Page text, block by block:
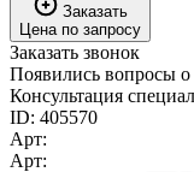
Заказать
Цена по запросу
Заказать звонок
Появились вопросы о
Консультация
ID: 405570
Арт:
Арт: